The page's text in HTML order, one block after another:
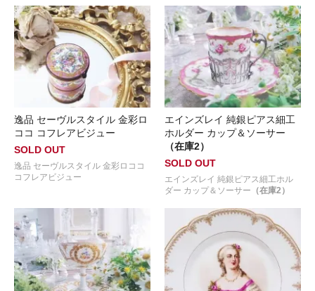
逸品 セーヴルスタイル 金彩ロ
ココ コフレアビジュー
SOLD OUT
逸品 セーヴルスタイル 金彩ロココ
コフレアビジュー
エインズレイ 純銀ピアス細工
ホルダー カップ＆ソーサー
（在庫2）
SOLD OUT
エインズレイ 純銀ピアス細工ホル
ダー カップ＆ソーサー （在庫2）